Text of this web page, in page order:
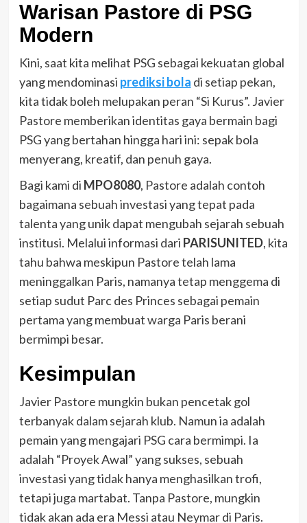
Warisan Pastore di PSG
Modern
Kini, saat kita melihat PSG sebagai kekuatan global
yang mendominasi prediksi bola di setiap pekan,
kita tidak boleh melupakan peran “Si Kurus”. Javier
Pastore memberikan identitas gaya bermain bagi
PSG yang bertahan hingga hari ini: sepak bola
menyerang, kreatif, dan penuh gaya.
Bagi kami di MPO8080, Pastore adalah contoh
bagaimana sebuah investasi yang tepat pada
talenta yang unik dapat mengubah sejarah sebuah
institusi. Melalui informasi dari PARISUNITED, kita
tahu bahwa meskipun Pastore telah lama
meninggalkan Paris, namanya tetap menggema di
setiap sudut Parc des Princes sebagai pemain
pertama yang membuat warga Paris berani
bermimpi besar.
Kesimpulan
Javier Pastore mungkin bukan pencetak gol
terbanyak dalam sejarah klub. Namun ia adalah
pemain yang mengajari PSG cara bermimpi. Ia
adalah “Proyek Awal” yang sukses, sebuah
investasi yang tidak hanya menghasilkan trofi,
tetapi juga martabat. Tanpa Pastore, mungkin
tidak akan ada era Messi atau Neymar di Paris.